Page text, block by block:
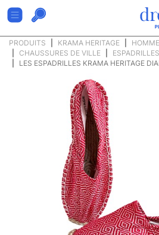
PRODUITS KRAMA HERITAGE HOMME
CHAUSSURES DE VILLE
ESPADRILLES
LES ESPADRILLES KRAMA HERITAGE